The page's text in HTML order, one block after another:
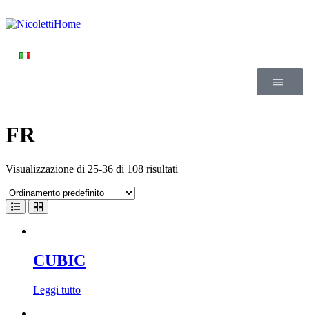
FR
Visualizzazione di 25-36 di 108 risultati
CUBIC
Leggi tutto